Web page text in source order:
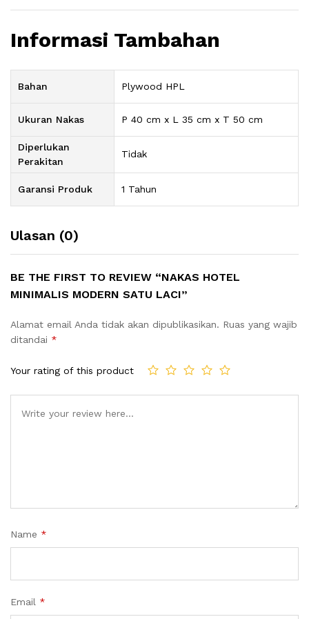
Informasi Tambahan
Bahan Plywood HPL
Ukuran Nakas P 40 cm x L 35 cm x T 50 cm
Diperlukan
Perakitan
Tidak
Garansi Produk 1 Tahun
Ulasan (0)
BE THE FIRST TO REVIEW “NAKAS HOTEL
MINIMALIS MODERN SATU LACI”
Alamat email Anda tidak akan dipublikasikan. Ruas yang wajib
ditandai *
Your rating of this product
Name *
Email *